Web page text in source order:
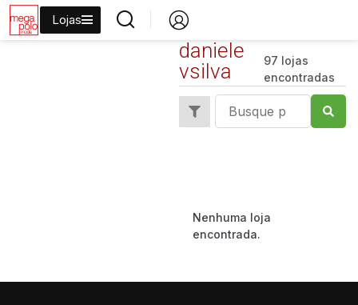
Lojas
daniele
vsilva
97 lojas
encontradas
Nenhuma loja
encontrada.